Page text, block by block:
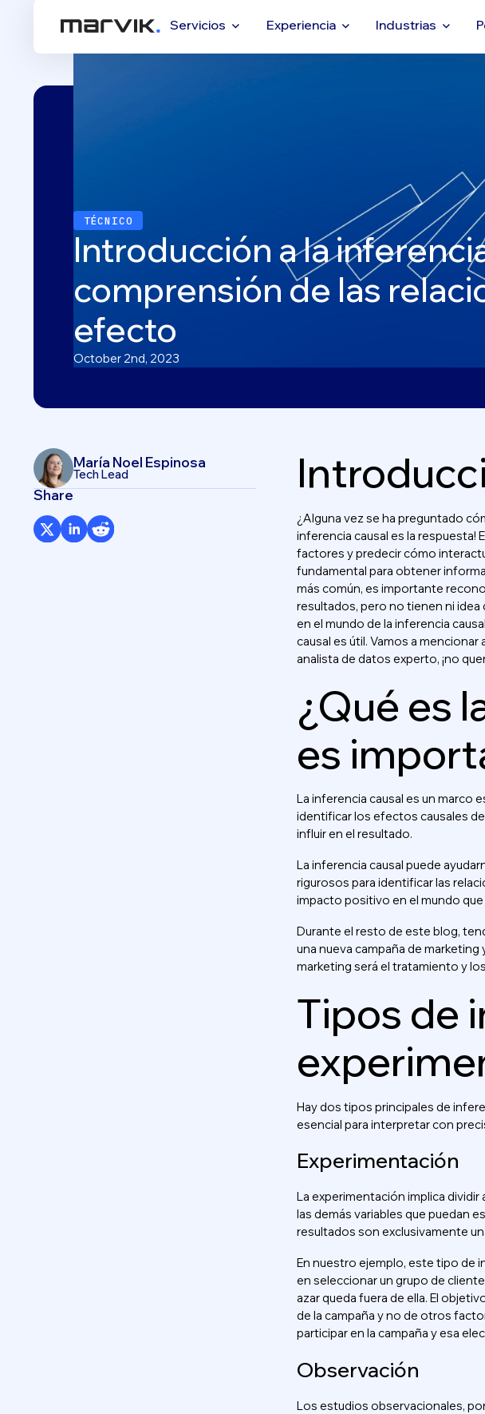
Servicios Experiencia Industrias
TÉCNICO
Introducción a la
comprensión de las
efecto
October 2nd, 2023
María Noel Espinosa
Tech Lead
Share
¿Alguna vez se ha preguntado
inferencia causal es la
factores y predecir cómo
fundamental para obtener
más común, es importante
resultados, pero no tienen ni idea
en el mundo de la inferencia
causal es útil. Vamos a
analista de datos experto, ¡no
¿Qué es
es
La inferencia causal es un marco
identificar los efectos causales
influir en el resultado.
La inferencia causal puede
rigurosos para identificar las
impacto positivo en el mundo que
Durante el resto de este blog,
una nueva campaña de
marketing será el tratamiento y
Tipos de
Hay dos tipos principales de
esencial para interpretar con
Experimentación
La experimentación implica
las demás variables que puedan
resultados son exclusivamente
En nuestro ejemplo, este tipo de
en seleccionar un grupo de
azar queda fuera de ella. El
de la campaña y no de otros
participar en la campaña y esa
Observación
Los estudios observacionales,